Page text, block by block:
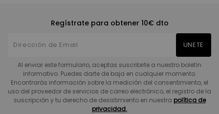
Regístrate para obtener 10€ dto
UNETE
Al enviar este formulario, aceptas suscribirte a nuestro boletín
informativo. Puedes darte de baja en cualquier momento.
Encontrarás información sobre la medición del consentimiento, el
uso del proveedor de servicios de correo electrónico, el registro de la
suscripción y tu derecho de desistimiento en nuestra política de
privacidad.